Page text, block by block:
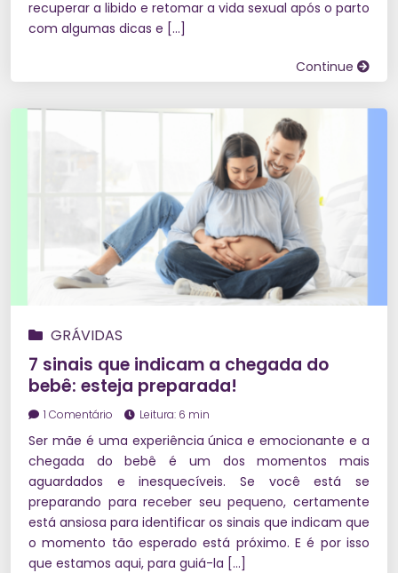
recuperar a libido e retomar a vida sexual após o parto
com algumas dicas e […]
Continue
GRÁVIDAS
7 sinais que indicam a chegada do
bebê: esteja preparada!
1 Comentário Leitura: 6 min
Ser mãe é uma experiência única e emocionante e a
chegada do bebê é um dos momentos mais
aguardados e inesquecíveis. Se você está se
preparando para receber seu pequeno, certamente
está ansiosa para identificar os sinais que indicam que
o momento tão esperado está próximo. E é por isso
que estamos aqui, para guiá-la […]